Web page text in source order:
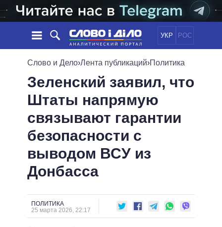
УКР РОС
НОВОСТИ
ЛЕНТА
СОБЫТИЯ
СТАТЬИ
ОБЗОРЫ
ДАЙДЖЕСТЫ
ПОЛИТИКА
ЭКОНОМИКА
ОБЩЕСТВО
МИР
ОБЕЩАНИЯ
ПОЛИТИКИ
ПРЕЗИДЕНТ И ОФИС
ВЕРХОВНАЯ РАДА
КАБИНЕТ МИНИСТРОВ
МЭРЫ
ВСЕ ПЕРСОНЫ
ИНФОГРАФИКА
ВИДЕО
ПОДДЕРЖАТЬ
СРАВНЕНИЕ ПОЛИТИКОВ
Слово и Дело›Лента публикаций›Политика
Зеленский заявил, что
Штаты напрямую
связывают гарантии
безопасности с
выводом ВСУ из
Донбасса
ПОЛИТИКА
25 марта 2026, 22:17